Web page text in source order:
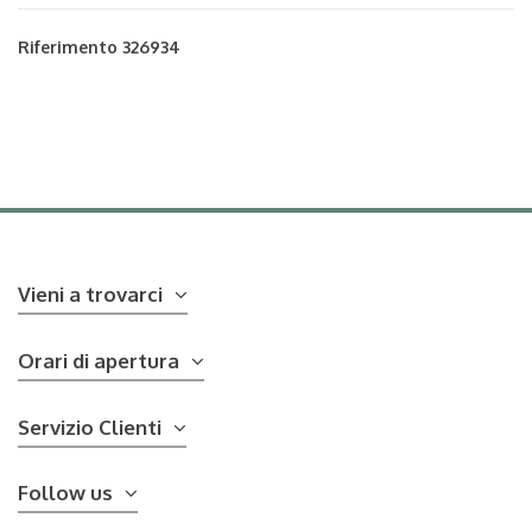
Riferimento 326934
Vieni a trovarci
Orari di apertura
Servizio Clienti
Follow us